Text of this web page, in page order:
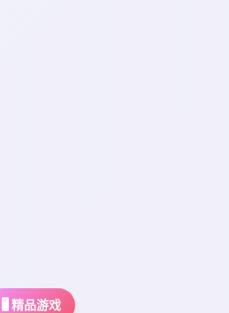
🖥️ 精品游戏